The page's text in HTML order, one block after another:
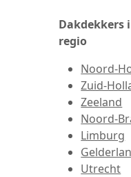
Dakdekkers
regio
Noord-
Zuid-
Zeeland
Noord-
Limburg
Utrecht